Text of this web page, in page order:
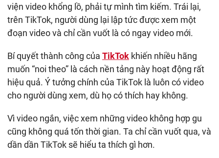
viện video khổng lồ, phải tự mình tìm kiếm. Trái lại,
trên TikTok, người dùng lại lập tức được xem một
đoạn video và chỉ cần vuốt là có ngay video mới.
Bí quyết thành công của TikTok khiến nhiều hãng
muốn “noi theo” là cách nền tảng này hoạt động rất
hiệu quả. Ý tưởng chính của TikTok là luôn có video
cho người dùng xem, dù họ có thích hay không.
Vì video ngắn, việc xem những video không hợp gu
cũng không quá tốn thời gian. Ta chỉ cần vuốt qua, và
dần dần TikTok sẽ hiểu ta thích gì hơn.